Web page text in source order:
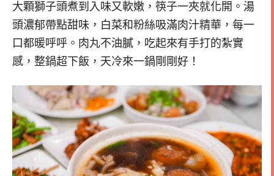
大顆獅子頭煮到入味又軟嫩，筷子一夾就化開。湯
頭濃郁帶點甜味，白菜和粉絲吸滿肉汁精華，每一
口都暖呼呼。肉丸不油膩，吃起來有手打的紮實
感，整鍋超下飯，天冷來一鍋剛剛好！